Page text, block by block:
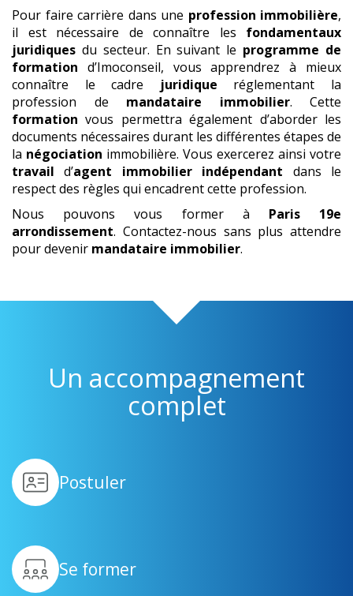
Pour faire carrière dans une profession immobilière,
il est nécessaire de connaître les fondamentaux
juridiques du secteur. En suivant le programme de
formation d’Imoconseil, vous apprendrez à mieux
connaître le cadre juridique réglementant la
profession de mandataire immobilier. Cette
formation vous permettra également d’aborder les
documents nécessaires durant les différentes étapes de
la négociation immobilière. Vous exercerez ainsi votre
travail d’agent immobilier indépendant dans le
respect des règles qui encadrent cette profession.
Nous pouvons vous former à Paris 19e
arrondissement. Contactez-nous sans plus attendre
pour devenir mandataire immobilier.
Un accompagnement
complet
Postuler
Se former